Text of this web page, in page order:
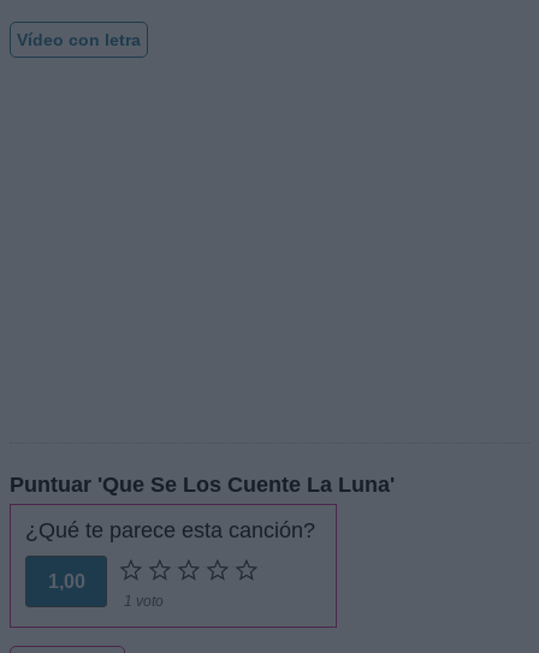
Vídeo con letra
Puntuar 'Que Se Los Cuente La Luna'
¿Qué te parece esta canción?
1,00
1 voto